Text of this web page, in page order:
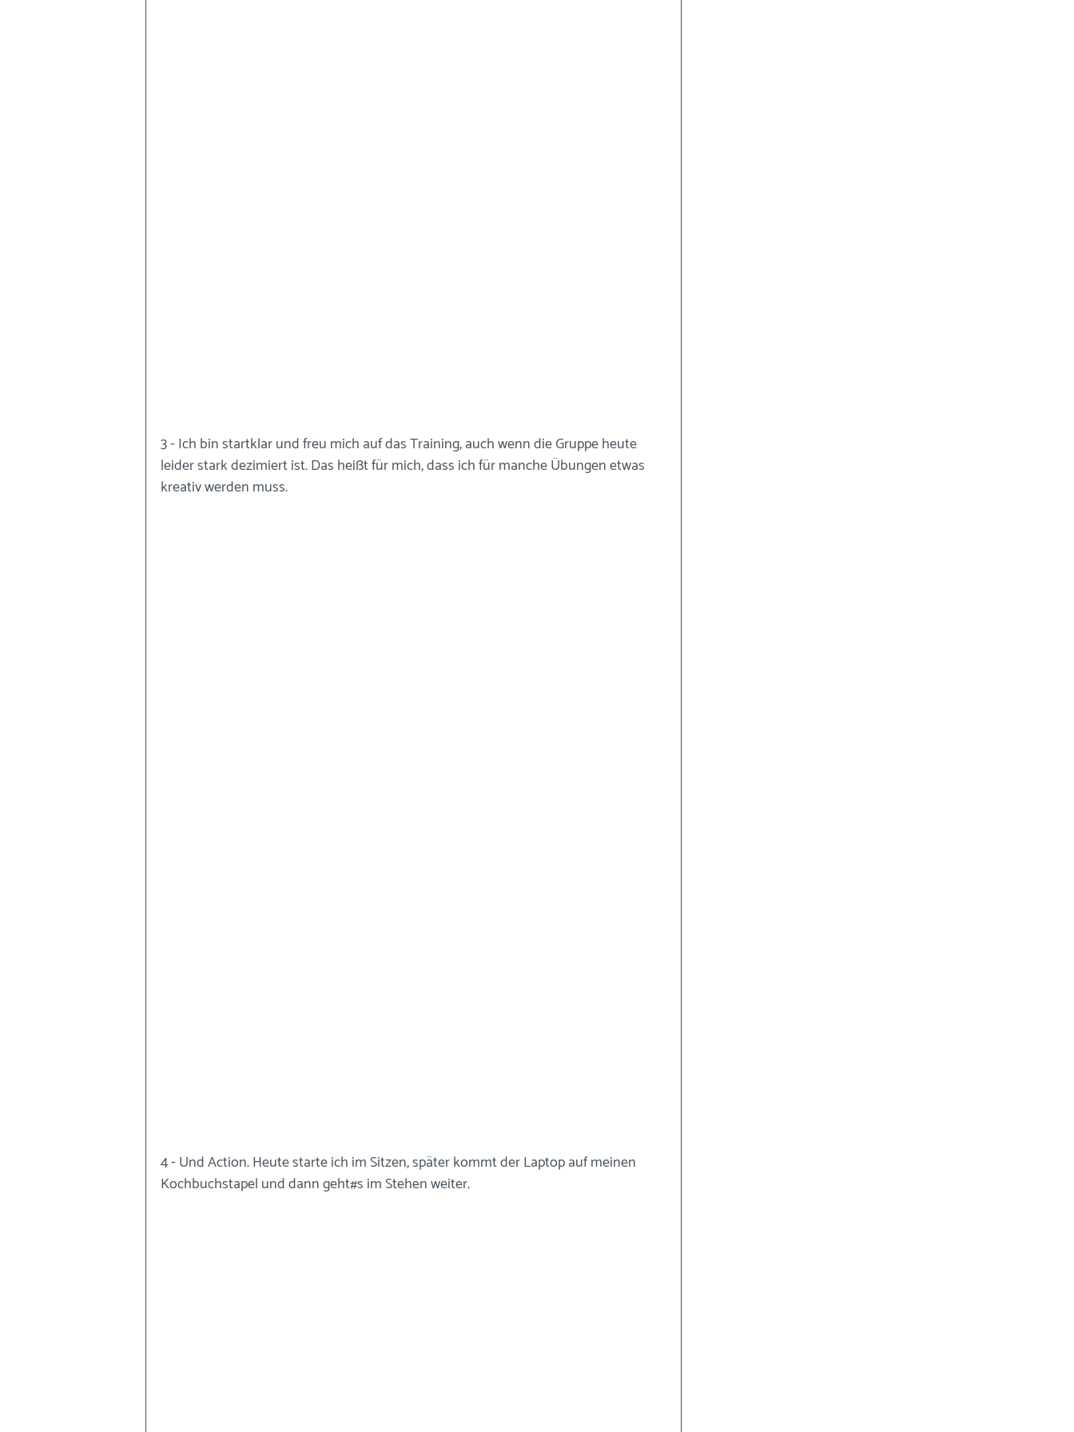
3 - Ich bin startklar und freu mich auf das Training, auch wenn die Gruppe heute
leider stark dezimiert ist. Das heißt für mich, dass ich für manche Übungen etwas
kreativ werden muss.
4 - Und Action. Heute starte ich im Sitzen, später kommt der Laptop auf meinen
Kochbuchstapel und dann geht#s im Stehen weiter.